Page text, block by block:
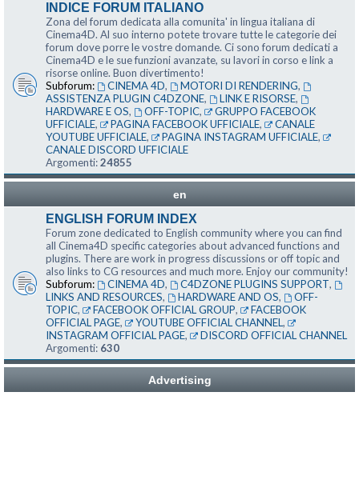
INDICE FORUM ITALIANO
Zona del forum dedicata alla comunita' in lingua italiana di
Cinema4D. Al suo interno potete trovare tutte le categorie dei
forum dove porre le vostre domande. Ci sono forum dedicati a
Cinema4D e le sue funzioni avanzate, su lavori in corso e link a
risorse online. Buon divertimento!
Subforum:
CINEMA 4D, MOTORI DI RENDERING,
ASSISTENZA PLUGIN C4DZONE, LINK E RISORSE,
HARDWARE E OS, OFF-TOPIC,
GRUPPO FACEBOOK
UFFICIALE, PAGINA FACEBOOK UFFICIALE,
CANALE
YOUTUBE UFFICIALE, PAGINA INSTAGRAM UFFICIALE,
CANALE DISCORD UFFICIALE
Argomenti:24855
en
ENGLISH FORUM INDEX
Forum zone dedicated to English community where you can find
all Cinema4D specific categories about advanced functions and
plugins. There are work in progress discussions or off topic and
also links to CG resources and much more. Enjoy our community!
Subforum:
CINEMA 4D, C4DZONE PLUGINS SUPPORT,
LINKS AND RESOURCES, HARDWARE AND OS,
OFF-
TOPIC, FACEBOOK OFFICIAL GROUP,
FACEBOOK
OFFICIAL PAGE, YOUTUBE OFFICIAL CHANNEL,
INSTAGRAM OFFICIAL PAGE,
DISCORD OFFICIAL CHANNEL
Argomenti: 630
Advertising